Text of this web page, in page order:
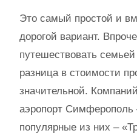
Это самый простой и
дорогой вариант.
путешествовать
разница в стоимости
значительной.
аэропорт
популярные из них –